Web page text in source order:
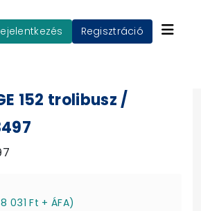
Bejelentkezés Regisztráció
152 trolibusz /
031 Ft + ÁFA)